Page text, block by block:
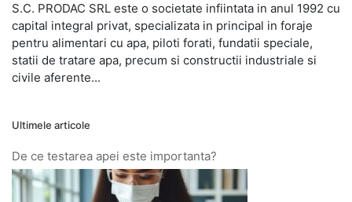
S.C. PRODAC SRL este o societate infiintata in anul 1992 cu
capital integral privat, specializata in principal in foraje
pentru alimentari cu apa, piloti forati, fundatii speciale,
statii de tratare apa, precum si constructii industriale si
civile aferente...
Ultimele articole
De ce testarea apei este importanta?